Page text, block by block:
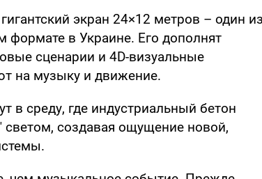
экран 24×12 метров – один из
формате в Украине. Его дополнят
сценарии и 4D-визуальные
на музыку и движение.
в среду, где индустриальный бетон
создавая ощущение новой,